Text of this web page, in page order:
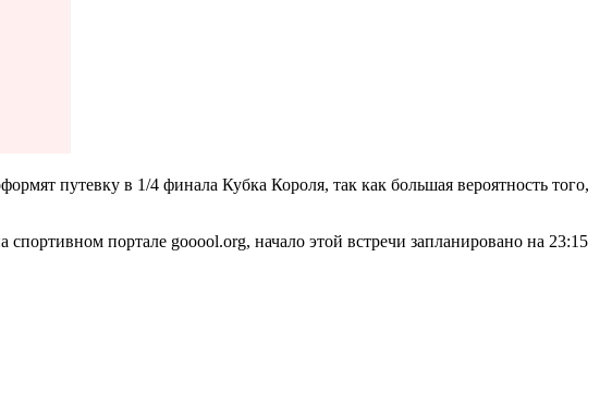
путевку в 1/4 финала Кубка Короля, так как большая вероятность того,
портале gooool.org, начало этой встречи запланировано на 23:15